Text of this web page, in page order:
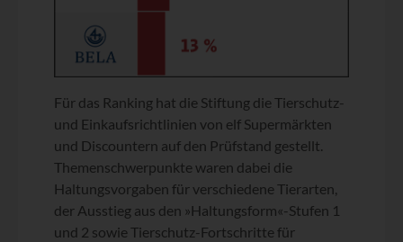
Für das Ranking hat die Stiftung die Tierschutz-
und Einkaufsrichtlinien von elf Supermärkten
und Discountern auf den Prüfstand gestellt.
Themenschwerpunkte waren dabei die
Haltungsvorgaben für verschiedene Tierarten,
der Ausstieg aus den »Haltungsform«-Stufen 1
und 2 sowie Tierschutz-Fortschritte für